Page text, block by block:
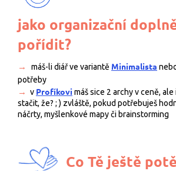
jako organizační
pořídit?
→ máš-li diář ve variantě Minimalista
potřeby
→ v Profíkovi máš sice 2 archy v ceně,
stačit, že? ; ) zvláště, pokud potřebuješ
náčrty, myšlenkové mapy či brainstorming
Co Tě ještě